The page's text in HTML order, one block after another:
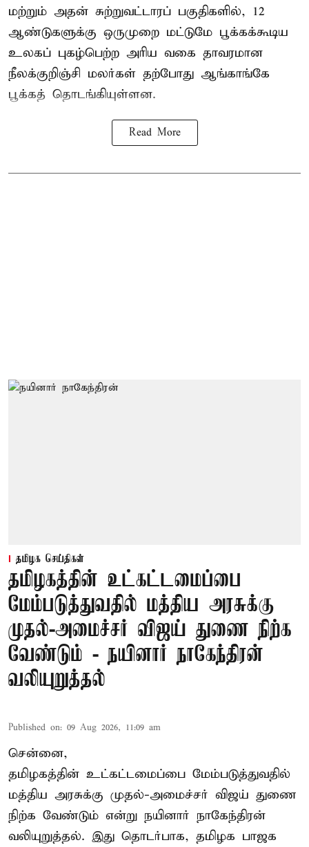
மற்றும் அதன் சுற்றுவட்டாரப் பகுதிகளில், 12
ஆண்டுகளுக்கு ஒருமுறை மட்டுமே பூக்கக்கூடிய
உலகப் புகழ்பெற்ற அரிய வகை தாவரமான
நீலக்குறிஞ்சி மலர்கள் தற்போது ஆங்காங்கே
பூக்கத் தொடங்கியுள்ளன.
Read More
தமிழக செய்திகள்
தமிழகத்தின் உட்கட்டமைப்பை
மேம்படுத்துவதில் மத்திய அரசுக்கு
முதல்-அமைச்சர் விஜய் துணை நிற்க
வேண்டும் - நயினார் நாகேந்திரன்
வலியுறுத்தல்
Published on: 09 Aug 2026, 11:09 am
சென்னை,
தமிழகத்தின் உட்கட்டமைப்பை மேம்படுத்துவதில்
மத்திய அரசுக்கு முதல்-அமைச்சர் விஜய் துணை
நிற்க வேண்டும் என்று நயினார் நாகேந்திரன்
வலியுறுத்தல். இது தொடர்பாக, தமிழக பாஜக